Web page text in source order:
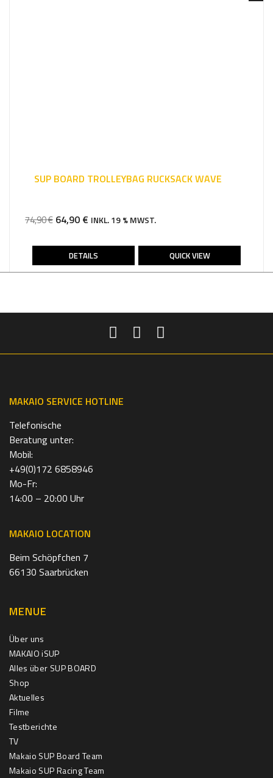
SUP BOARD TROLLEYBAG RUCKSACK WAVE
74,90€ URSPRÜNGLICHER
WAR:
74,90 €
64,90 € AKTUELLER
IST:
64,90 €.
INKL. 19 % MWST.
DETAILS QUICK VIEW
MAKAIO SERVICE HOTLINE
Telefonische
Beratung unter:
Mobil:
+49(0)172 6858946
Mo-Fr:
14:00 – 20:00 Uhr
MAKAIO LOCATION
Beim Schöpfchen 7
66130 Saarbrücken
MENUE
Über uns
MAKAIO iSUP
Alles über SUP BOARD
Shop
Aktuelles
Filme
Testberichte
TV
Makaio SUP Board Team
Makaio SUP Racing Team